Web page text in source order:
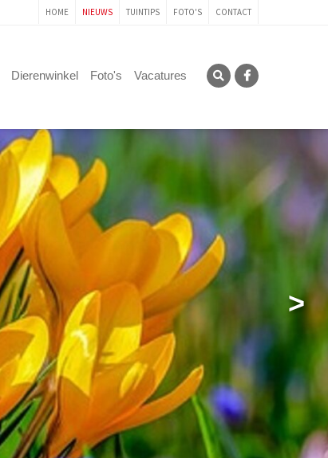
HOME NIEUWS TUINTIPS FOTO'S CONTACT
Dierenwinkel Foto's Vacatures